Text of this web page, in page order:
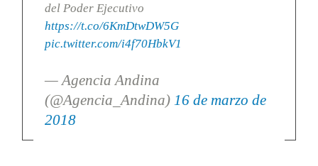
del Poder Ejecutivo
https://t.co/6KmDtwDW5G
pic.twitter.com/i4f70HbkV1
— Agencia Andina
(@Agencia_Andina) 16 de marzo de
2018